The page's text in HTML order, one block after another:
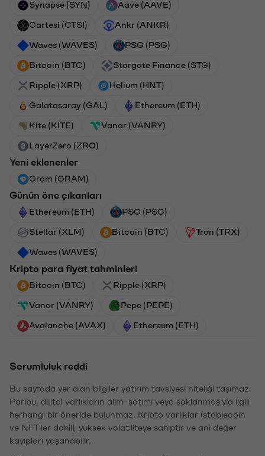
Synapse (SYN) Aave (AAVE)
Cartesi (CTSI) Ankr (ANKR)
Waves (WAVES) PSG (PSG)
Bitcoin (BTC) Stargate Finance (STG)
Ripple (XRP) Helium (HNT)
Galatasaray (GAL) Ethereum (ETH)
Kite (KITE) Vanar (VANRY)
LayerZero (ZRO)
Yeni eklenenler
Gram (GRAM)
Günün öne çıkanları
Ethereum (ETH) PSG (PSG)
Stellar (XLM) Bitcoin (BTC) Tron (TRX)
Waves (WAVES)
Kripto para fiyat tahminleri
Bitcoin (BTC) Ripple (XRP)
Vanar (VANRY) Pepe (PEPE)
Avalanche (AVAX) Ethereum (ETH)
Sorumluluk reddi
Bu sayfada yer alan bilgiler yatırım tavsiyesi niteliği taşımaz.
Paribu, dijital varlıkların alım-satımı veya saklanmasıyla ilgili
herhangi bir öneride bulunmaz. Kripto varlıklar (stablecoin
ve NFT'ler dahil), yüksek volatiliteye sahiptir ve ani değer
kayıpları yaşanabilir.